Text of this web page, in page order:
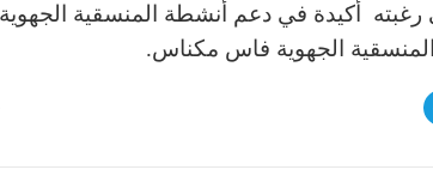
أكيدة في دعم أنشطة المنسقية الجهوية
الجهوية فاس مكناس.